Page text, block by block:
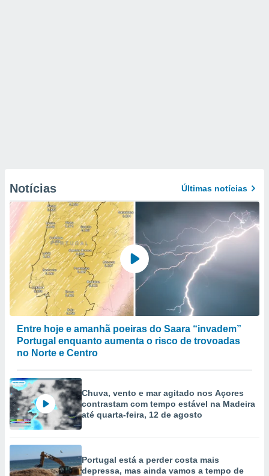
Notícias Últimas notícias
Entre hoje e amanhã poeiras do Saara “invadem”
Portugal enquanto aumenta o risco de trovoadas
no Norte e Centro
Chuva, vento e mar agitado nos Açores
contrastam com tempo estável na Madeira
até quarta-feira, 12 de agosto
Portugal está a perder costa mais
depressa, mas ainda vamos a tempo de